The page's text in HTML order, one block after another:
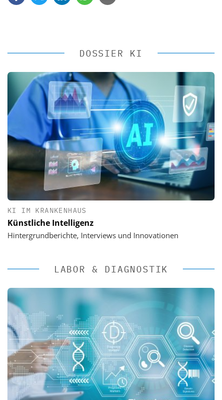
DOSSIER KI
KI IM KRANKENHAUS
Künstliche Intelligenz
Hintergrundberichte, Interviews und Innovationen
LABOR & DIAGNOSTIK